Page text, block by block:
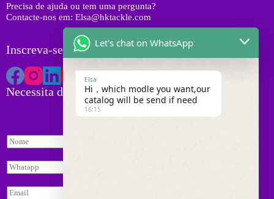
Precisa de ajuda ou tem uma pergunta?
Contacte-nos em: Elsa@hktackle.com
Inscreva-se na HK Tackle
Necessita de Orçamento
N
o
m
W
h
aE
Let's chat on WhatsApp
Elsa
Hi，which modle you want,our
catalog will be send if need
16:15